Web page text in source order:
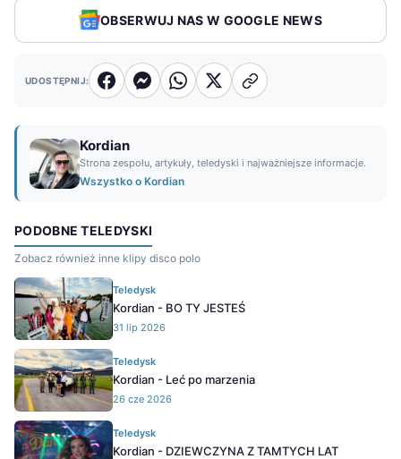
OBSERWUJ NAS W GOOGLE NEWS
UDOSTĘPNIJ:
Kordian
Strona zespołu, artykuły, teledyski i najważniejsze informacje.
Wszystko o Kordian
PODOBNE TELEDYSKI
Zobacz również inne klipy disco polo
Teledysk
Kordian - BO TY JESTEŚ
31 lip 2026
Teledysk
Kordian - Leć po marzenia
26 cze 2026
Teledysk
Kordian - DZIEWCZYNA Z TAMTYCH LAT